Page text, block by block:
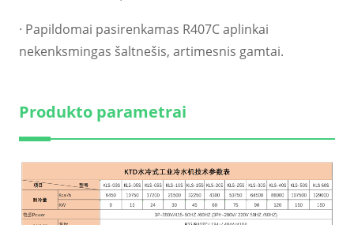
· Papildomai pasirenkamas R407C aplinkai
nekenksmingas šaltnešis, artimesnis gamtai.
Produkto parametrai